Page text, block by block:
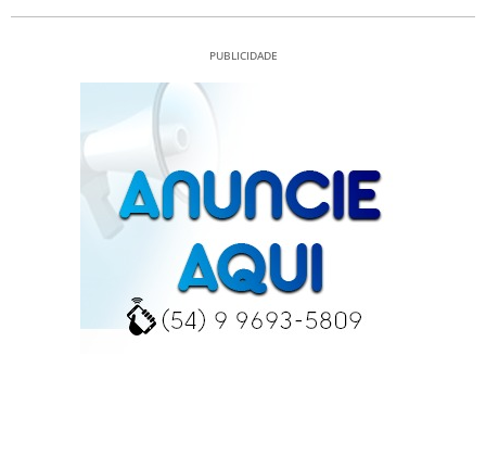
PUBLICIDADE